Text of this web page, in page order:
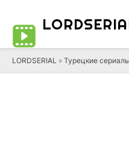
LORD
LORDSERIAL » Турецкие сериалы